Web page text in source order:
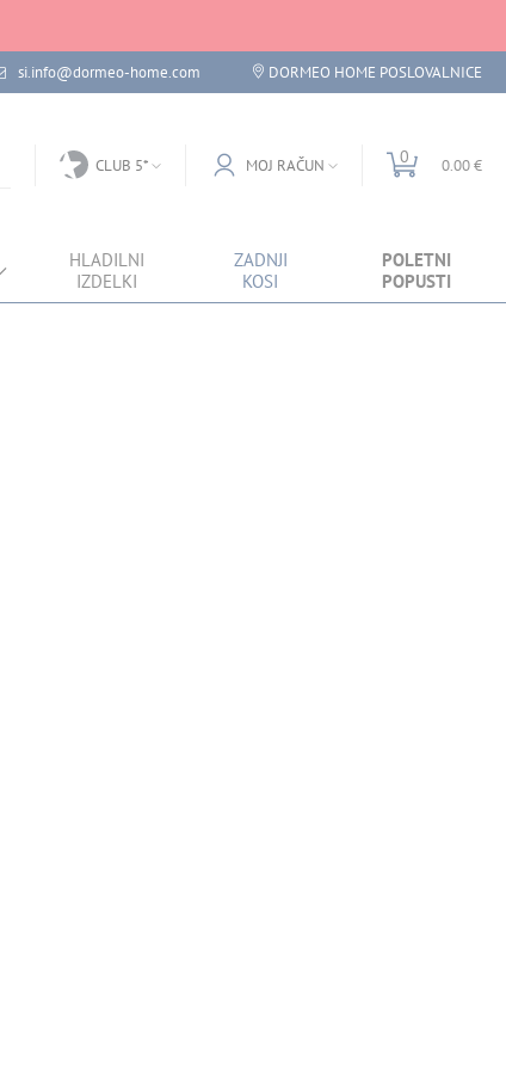
si.info@dormeo-home.com DORMEO HOME POSLOVALNICE
CLUB 5* MOJ RAČUN 0 0.00 €
HLADILNI
IZDELKI
ZADNJI
KOSI
POLETNI
POPUSTI